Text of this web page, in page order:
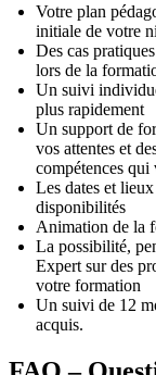
Votre plan
initiale de votre
Des cas
lors de la
Un suivi
plus rapidement
Un support de
vos attentes et
compétences qui
Les dates et
disponibilités
Animation de la
La possibilité,
Expert sur des
votre formation
Un suivi de 12
acquis.